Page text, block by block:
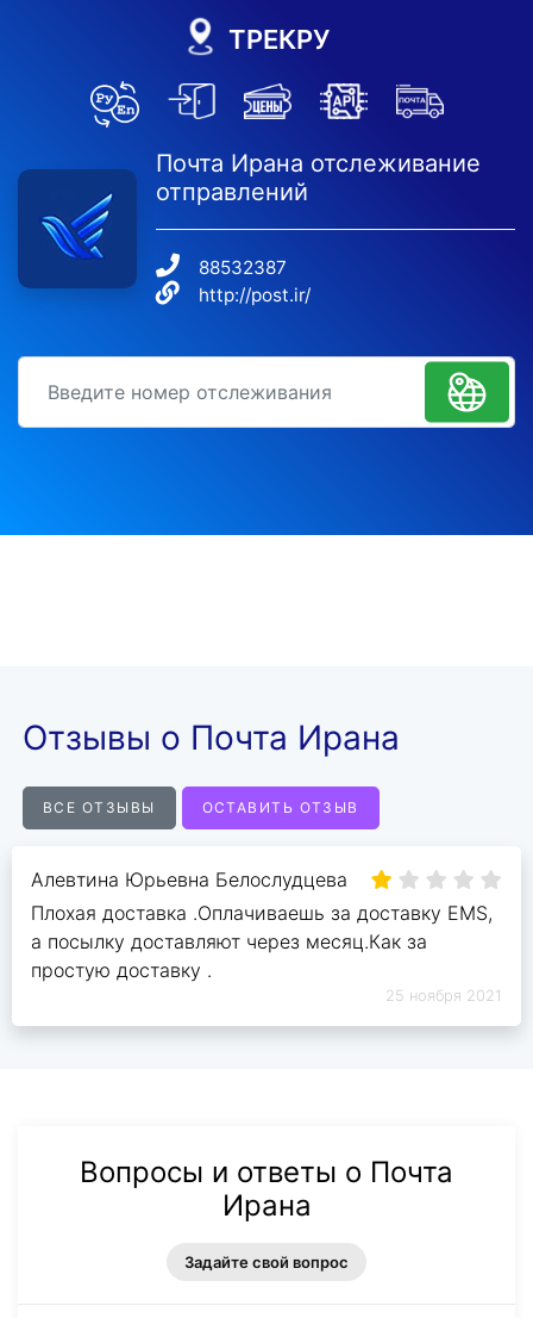
ТРЕКРУ
Почта Ирана отслеживание
отправлений
88532387​
http://post.ir/
Отзывы о Почта Ирана
ВСЕ ОТЗЫВЫ ОСТАВИТЬ ОТЗЫВ
Алевтина Юрьевна Белослудцева
Плохая доставка .Оплачиваешь за доставку EMS,
а посылку доставляют через месяц.Как за
простую доставку .
25 ноября 2021
Вопросы и ответы о Почта
Ирана
Задайте свой вопрос